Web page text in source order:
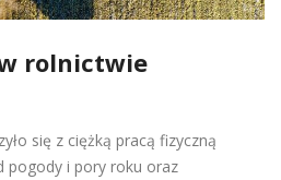
rolnictwie
się z ciężką pracą fizyczną
pogody i pory roku oraz